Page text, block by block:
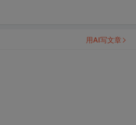
用AI写文章